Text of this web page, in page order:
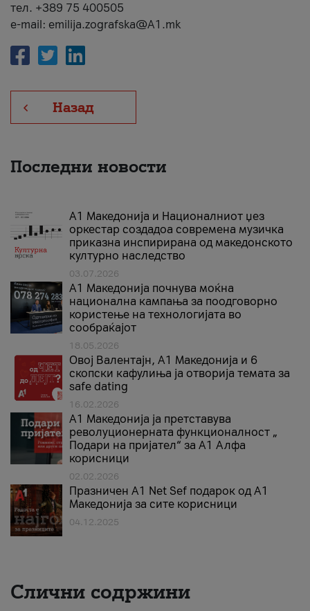
тел. +389 75 400505
e-mail: emilija.zografska@A1.mk
Назад
Последни новости
А1 Македонија и Националниот џез
оркестар создадоа современа музичка
приказна инспирирана од македонското
културно наследство
03.07.2026
A1 Македонија почнува моќна
национална кампања за поодговорно
користење на технологијата во
сообраќајот
18.05.2026
Овој Валентајн, A1 Македонија и 6
скопски кафулиња ја отворија темата за
safe dating
16.02.2026
А1 Македонија ја претставува
револуционерната функционалност „
Подари на пријател“ за А1 Алфа
корисници
02.02.2026
Празничен A1 Net Sеf подарок од А1
Македонија за сите корисници
04.12.2025
Слични содржини